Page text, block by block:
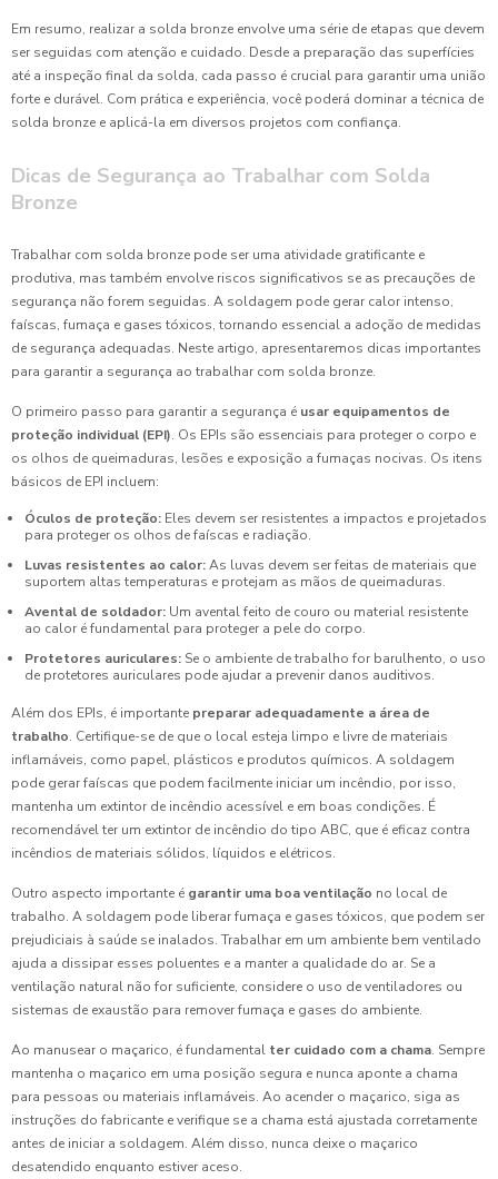
Em resumo, realizar a solda bronze envolve uma série de etapas que devem
ser seguidas com atenção e cuidado. Desde a preparação das superfícies
até a inspeção final da solda, cada passo é crucial para garantir uma união
forte e durável. Com prática e experiência, você poderá dominar a técnica de
solda bronze e aplicá-la em diversos projetos com confiança.
Dicas de Segurança ao Trabalhar com Solda
Bronze
Trabalhar com solda bronze pode ser uma atividade gratificante e
produtiva, mas também envolve riscos significativos se as precauções de
segurança não forem seguidas. A soldagem pode gerar calor intenso,
faíscas, fumaça e gases tóxicos, tornando essencial a adoção de medidas
de segurança adequadas. Neste artigo, apresentaremos dicas importantes
para garantir a segurança ao trabalhar com solda bronze.
O primeiro passo para garantir a segurança é usar equipamentos de
proteção individual (EPI). Os EPIs são essenciais para proteger o corpo e
os olhos de queimaduras, lesões e exposição a fumaças nocivas. Os itens
básicos de EPI incluem:
Óculos de proteção: Eles devem ser resistentes a impactos e projetados
para proteger os olhos de faíscas e radiação.
Luvas resistentes ao calor:As luvas devem ser feitas de materiais que
suportem altas temperaturas e protejam as mãos de queimaduras.
Avental de soldador: Um avental feito de couro ou material resistente
ao calor é fundamental para proteger a pele do corpo.
Protetores auriculares: Se o ambiente de trabalho for barulhento, o uso
de protetores auriculares pode ajudar a prevenir danos auditivos.
Além dos EPIs, é importante preparar adequadamente a área de
trabalho. Certifique-se de que o local esteja limpo e livre de materiais
inflamáveis, como papel, plásticos e produtos químicos. A soldagem
pode gerar faíscas que podem facilmente iniciar um incêndio, por isso,
mantenha um extintor de incêndio acessível e em boas condições. É
recomendável ter um extintor de incêndio do tipo ABC, que é eficaz contra
incêndios de materiais sólidos, líquidos e elétricos.
Outro aspecto importante é garantir uma boa ventilação no local de
trabalho. A soldagem pode liberar fumaça e gases tóxicos, que podem ser
prejudiciais à saúde se inalados. Trabalhar em um ambiente bem ventilado
ajuda a dissipar esses poluentes e a manter a qualidade do ar. Se a
ventilação natural não for suficiente, considere o uso de ventiladores ou
sistemas de exaustão para remover fumaça e gases do ambiente.
Ao manusear o maçarico, é fundamental ter cuidado com a chama. Sempre
mantenha o maçarico em uma posição segura e nunca aponte a chama
para pessoas ou materiais inflamáveis. Ao acender o maçarico, siga as
instruções do fabricante e verifique se a chama está ajustada corretamente
antes de iniciar a soldagem. Além disso, nunca deixe o maçarico
desatendido enquanto estiver aceso.